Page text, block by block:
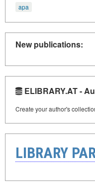
apa
New publications:
ELIBRARY.AT -
Create your author's
LIBRARY